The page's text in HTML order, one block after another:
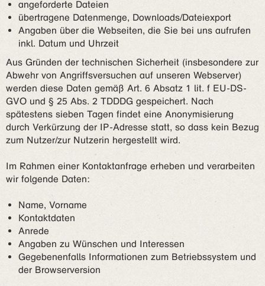
angeforderte Dateien
übertragene Datenmenge, Downloads/Dateiexport
Angaben über die Webseiten, die Sie bei uns aufrufen
inkl. Datum und Uhrzeit
Aus Gründen der technischen Sicherheit (insbesondere zur
Abwehr von Angriffsversuchen auf unseren Webserver)
werden diese Daten gemäß Art. 6 Absatz 1 lit. f EU-DS-
GVO und § 25 Abs. 2 TDDDG gespeichert. Nach
spätestens sieben Tagen findet eine Anonymisierung
durch Verkürzung der IP-Adresse statt, so dass kein Bezug
zum Nutzer/zur Nutzerin hergestellt wird.
Im Rahmen einer Kontaktanfrage erheben und verarbeiten
wir folgende Daten:
Name, Vorname
Kontaktdaten
Anrede
Angaben zu Wünschen und Interessen
Gegebenenfalls Informationen zum Betriebssystem und
der Browserversion